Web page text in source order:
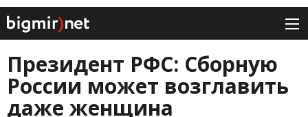
Президент РФС: Сборную
России может возглавить
даже женщина